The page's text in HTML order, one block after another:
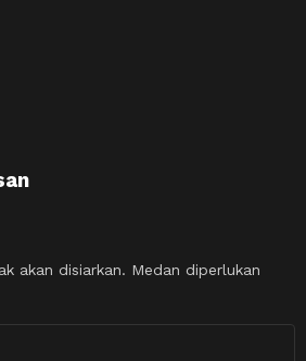
akan disiarkan. Medan diperlukan